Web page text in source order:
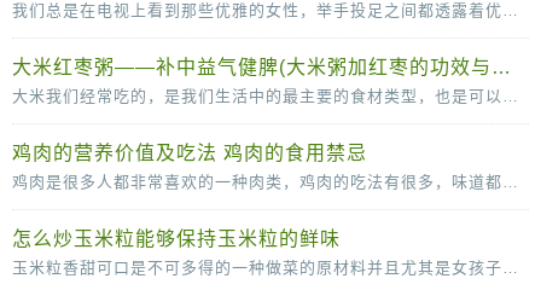
我们总是在电视上看到那些优雅的女性，举手投足之间都透露着优雅。其实，漂亮的女人不单单是脸蛋长得漂亮，拥有一个完美的身材，更要有气质，而气质并不是一天两天就可以培养出来的，需
大米红枣粥——补中益气健脾(大米粥加红枣的功效与作用)
大米我们经常吃的，是我们生活中的最主要的食材类型，也是可以补充丰富的碳水化合物的重要的来源。大米和红枣搭配煮粥的话可以有滋补气血的作用，红枣可以补血，而且还可以补铁的哦
鸡肉的营养价值及吃法 鸡肉的食用禁忌
鸡肉是很多人都非常喜欢的一种肉类，鸡肉的吃法有很多，味道都很可口，鸡肉的脂肪含量比较低，常吃也没那么容易长胖，营养价值很高。鸡肉的营养价值及吃法多吃鸡肉，有助于抗冻防病，而且
怎么炒玉米粒能够保持玉米粒的鲜味
玉米粒香甜可口是不可多得的一种做菜的原材料并且尤其是女孩子是很喜欢吃玉米粒的因为玉米粒味道香甜，但是当我们自己尝试着去做玉米粒的时候就会发现其实很多时候我们做的玉